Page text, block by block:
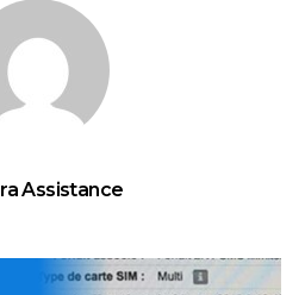
Assistance